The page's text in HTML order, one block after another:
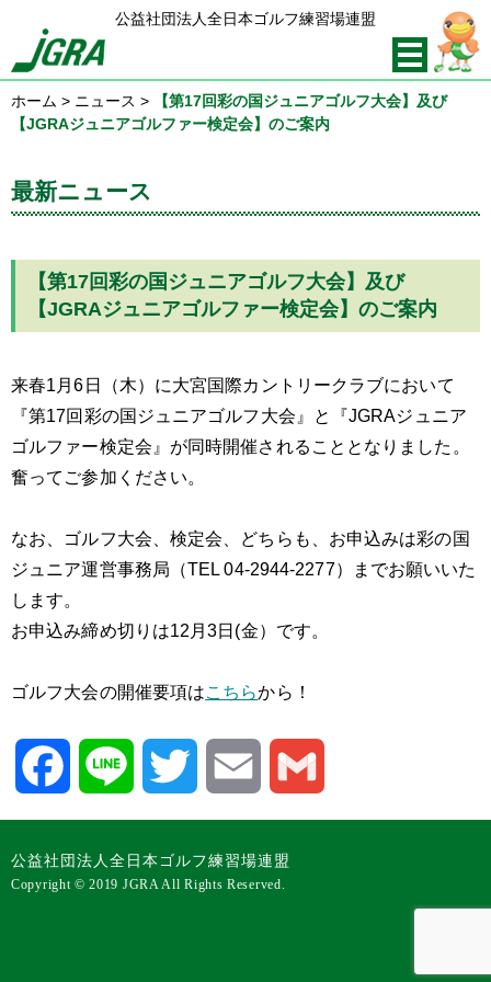
公益社団法人全日本ゴルフ練習場連盟
ホーム > ニュース >
【第17回彩の国ジュニアゴルフ大会】及び
【JGRAジュニアゴルファー検定会】のご案内
最新ニュース
【第17回彩の国ジュニアゴルフ大会】及び
【JGRAジュニアゴルファー検定会】のご案内
来春1月6日（木）に大宮国際カントリークラブにおいて
『第17回彩の国ジュニアゴルフ大会』と『JGRAジュニア
ゴルファー検定会』が同時開催されることとなりました。
奮ってご参加ください。
なお、ゴルフ大会、検定会、どちらも、お申込みは彩の国
ジュニア運営事務局（TEL 04-2944-2277）までお願いいた
します。
お申込み締め切りは12月3日(金）です。
ゴルフ大会の開催要項はこちらから！
FacebookLine Twitter Email
公益社団法人全日本ゴルフ練習場連盟
Copyright © 2019 JGRA All Rights Reserved.